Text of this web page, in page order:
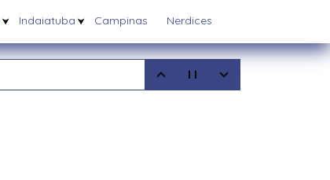
Indaiatuba Campinas Nerdices